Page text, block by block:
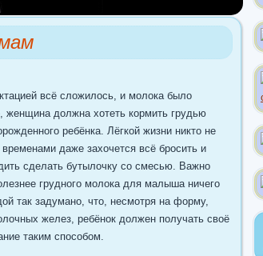
всё сложилось, и молока было
женщина должна хотеть кормить грудью
ребёнка. Лёгкой жизни никто не
даже захочется всё бросить и
сделать бутылочку со смесью. Важно
грудного молока для малыша ничего
так задумано, что, несмотря на форму,
желез, ребёнок должен получать своё
таким способом.